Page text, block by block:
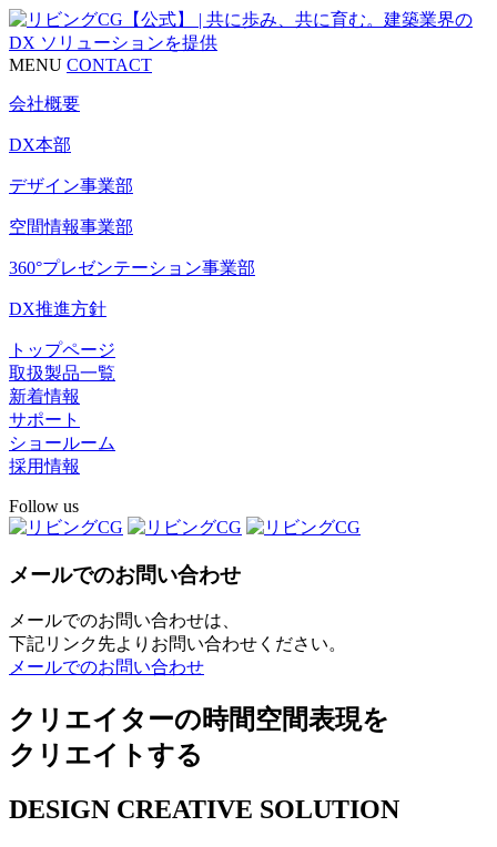
MENU CONTACT
会社概要
DX本部
デザイン事業部
空間情報事業部
360°プレゼンテーション事業部
DX推進方針
トップページ
取扱製品一覧
新着情報
サポート
ショールーム
採用情報
Follow us
メールでのお問い合わせ
メールでのお問い合わせは、
下記リンク先よりお問い合わせください。
メールでのお問い合わせ
クリエイターの時間空間表現を
クリエイトする
DESIGN CREATIVE SOLUTION